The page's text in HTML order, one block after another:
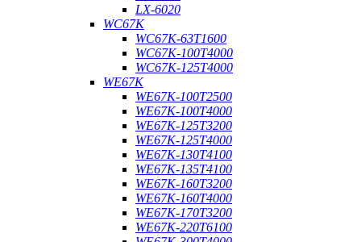
LX-6020
WC67K
WC67K-63T1600
WC67K-100T4000
WC67K-125T4000
WE67K
WE67K-100T2500
WE67K-100T4000
WE67K-125T3200
WE67K-125T4000
WE67K-130T4100
WE67K-135T4100
WE67K-160T3200
WE67K-160T4000
WE67K-170T3200
WE67K-220T6100